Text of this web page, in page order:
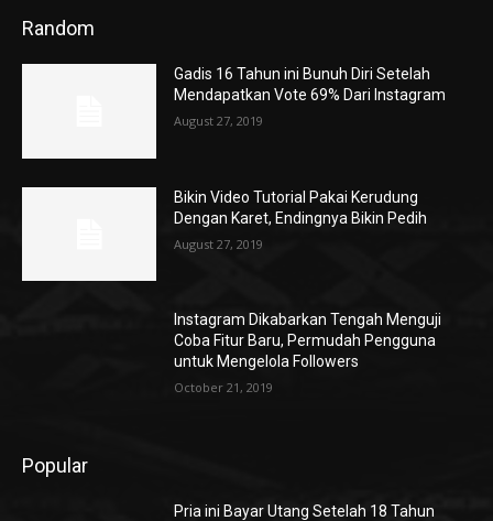
Random
Gadis 16 Tahun ini Bunuh Diri Setelah
Mendapatkan Vote 69% Dari Instagram
August 27, 2019
Bikin Video Tutorial Pakai Kerudung
Dengan Karet, Endingnya Bikin Pedih
August 27, 2019
Instagram Dikabarkan Tengah Menguji
Coba Fitur Baru, Permudah Pengguna
untuk Mengelola Followers
October 21, 2019
Popular
Pria ini Bayar Utang Setelah 18 Tahun